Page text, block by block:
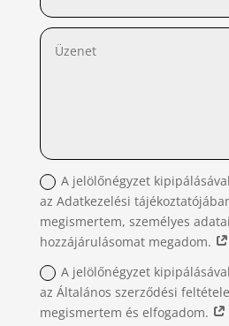
A jelölőnégyzet
az Adatkezelési
megismertem, személyes
hozzájárulásomat megadom.
A jelölőnégyzet
az Általános szerződési
megismertem és elfogadom.